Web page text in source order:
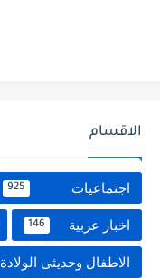
الاقسام
اجتماعيات 925
اخبار عربية 146
الاطفال وحديثى الولادة